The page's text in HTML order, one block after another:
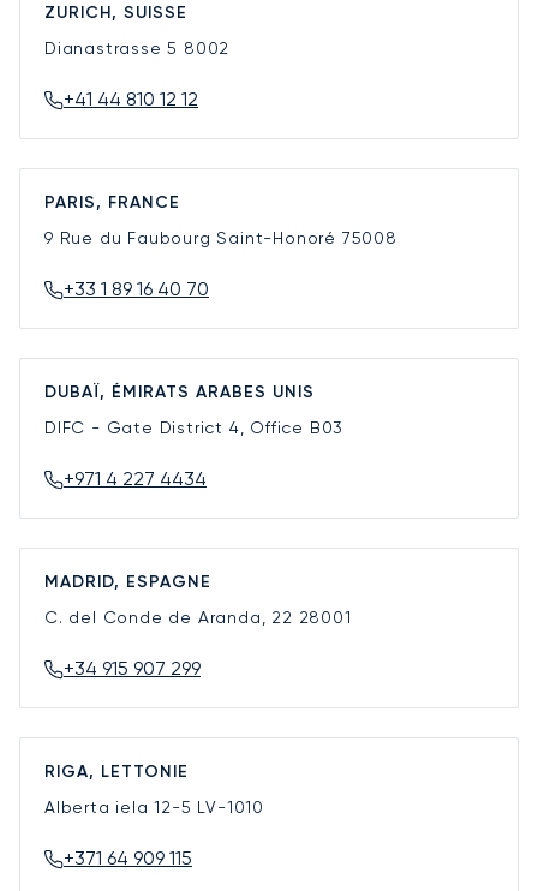
ZURICH, SUISSE
Dianastrasse 5 8002
+41 44 810 12 12
PARIS, FRANCE
9 Rue du Faubourg Saint-Honoré 75008
+33 1 89 16 40 70
DUBAÏ, ÉMIRATS ARABES UNIS
DIFC - Gate District 4, Office B03
+971 4 227 4434
MADRID, ESPAGNE
C. del Conde de Aranda, 22 28001
+34 915 907 299
RIGA, LETTONIE
Alberta iela 12-5 LV-1010
+371 64 909 115